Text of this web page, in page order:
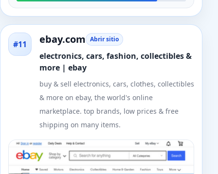
#11 ebay.com Abrir sitio
electronics, cars, fashion, collectibles &
more | ebay
buy & sell electronics, cars, clothes, collectibles
& more on ebay, the world's online
marketplace. top brands, low prices & free
shipping on many items.